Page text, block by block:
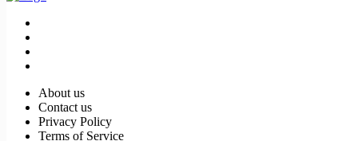
About us
Contact us
Privacy Policy
Terms of Service